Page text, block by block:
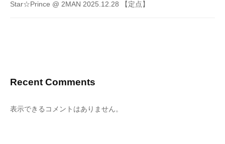
Star☆Prince @ 2MAN 2025.12.28 【定点】
Recent Comments
表示できるコメントはありません。